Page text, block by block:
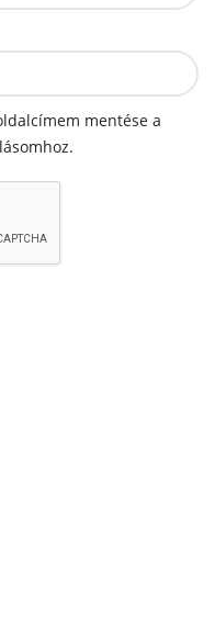
mentése a